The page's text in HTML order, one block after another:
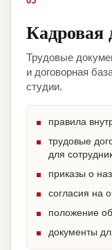
Кадровая
Трудовые
и договорная
студии.
правила
трудовые
для
приказы о
согласия на
положение
документы